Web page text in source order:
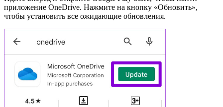
приложение OneDrive. Нажмите на кнопку «Обновить»,
чтобы установить все ожидающие обновления.